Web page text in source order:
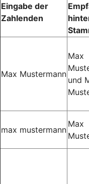
Eingabe der
Zahlenden
Max Mustermann
Max
und
max mustermann
Max